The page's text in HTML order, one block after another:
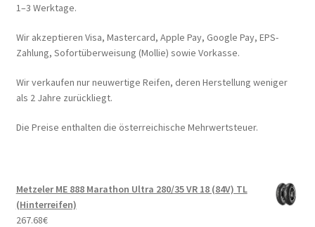
1–3 Werktage.
Wir akzeptieren Visa, Mastercard, Apple Pay, Google Pay, EPS-
Zahlung, Sofortüberweisung (Mollie) sowie Vorkasse.
Wir verkaufen nur neuwertige Reifen, deren Herstellung weniger
als 2 Jahre zurückliegt.
Die Preise enthalten die österreichische Mehrwertsteuer.
Metzeler ME 888 Marathon Ultra 280/35 VR 18 (84V) TL
(Hinterreifen)
267.68€